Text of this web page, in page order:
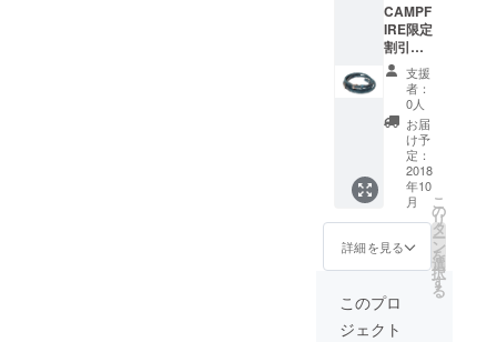
CAMPF
IRE限定
割引
25％OF
F 栃木
レザー
本革カ
メラ
ネック
スト
ラップ
８本丸
編み平
編み
【送料
無料】
ネイ
ビー
支援
者：
0人
お届
け予
定：
2018
年10
月
詳細を見る
こ
の
リ
タ
ー
ン
を
選
択
す
る
このプロ
ジェクト